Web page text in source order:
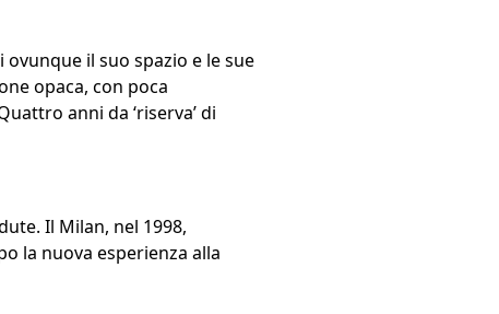
il suo spazio e le sue
opaca, con poca
anni da ‘riserva’ di
Il Milan, nel 1998,
la nuova esperienza alla